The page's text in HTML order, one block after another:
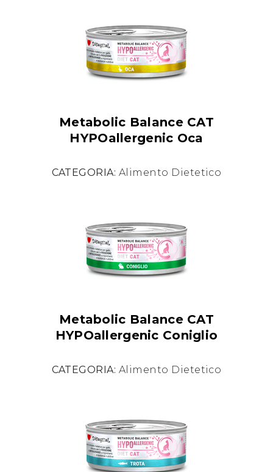
Metabolic Balance CAT
HYPOallergenic Oca
CATEGORIA: Alimento Dietetico
Metabolic Balance CAT
HYPOallergenic Coniglio
CATEGORIA: Alimento Dietetico